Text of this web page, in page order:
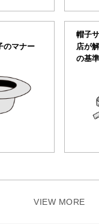
のマナー
帽子
店が
の基
VIEW MORE